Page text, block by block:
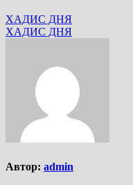
ХАДИС ДНЯ
ХАДИС ДНЯ
Автор: admin